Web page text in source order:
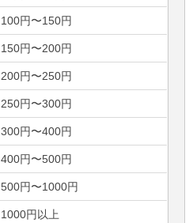
100円〜150円
150円〜200円
200円〜250円
250円〜300円
300円〜400円
400円〜500円
500円〜1000円
1000円以上